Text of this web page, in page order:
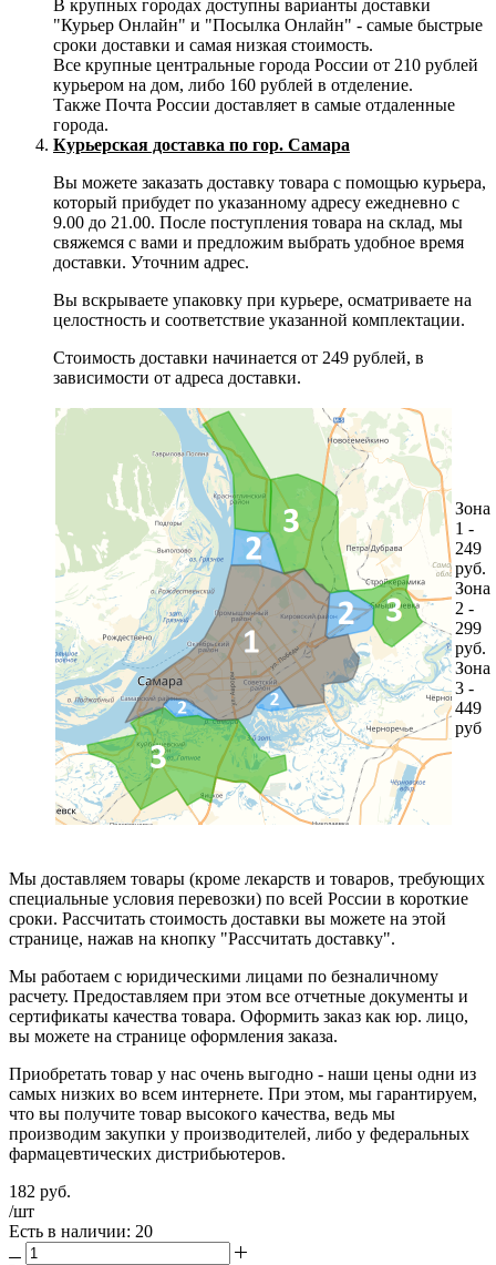
В крупных городах доступны варианты доставки
"Курьер Онлайн" и "Посылка Онлайн" - самые быстрые
сроки доставки и самая низкая стоимость.
Все крупные центральные города России от 210 рублей
курьером на дом, либо 160 рублей в отделение.
Также Почта России доставляет в самые отдаленные
города.
Курьерская доставка по гор. Самара
Вы можете заказать доставку товара с помощью курьера,
который прибудет по указанному адресу ежедневно с
9.00 до 21.00. После поступления товара на склад, мы
свяжемся с вами и предложим выбрать удобное время
доставки. Уточним адрес.
Вы вскрываете упаковку при курьере, осматриваете на
целостность и соответствие указанной комплектации.
Стоимость доставки начинается от 249 рублей, в
зависимости от адреса доставки.
Зона
1 -
249
руб.
Зона
2 -
299
руб.
Зона
3 -
449
руб
Мы доставляем товары (кроме лекарств и товаров, требующих
специальные условия перевозки) по всей России в короткие
сроки. Рассчитать стоимость доставки вы можете на этой
странице, нажав на кнопку "Рассчитать доставку".
Мы работаем с юридическими лицами по безналичному
расчету. Предоставляем при этом все отчетные документы и
сертификаты качества товара. Оформить заказ как юр. лицо,
вы можете на странице оформления заказа.
Приобретать товар у нас очень выгодно - наши цены одни из
самых низких во всем интернете. При этом, мы гарантируем,
что вы получите товар высокого качества, ведь мы
производим закупки у производителей, либо у федеральных
фармацевтических дистрибьютеров.
182 руб.
/шт
Есть в наличии: 20